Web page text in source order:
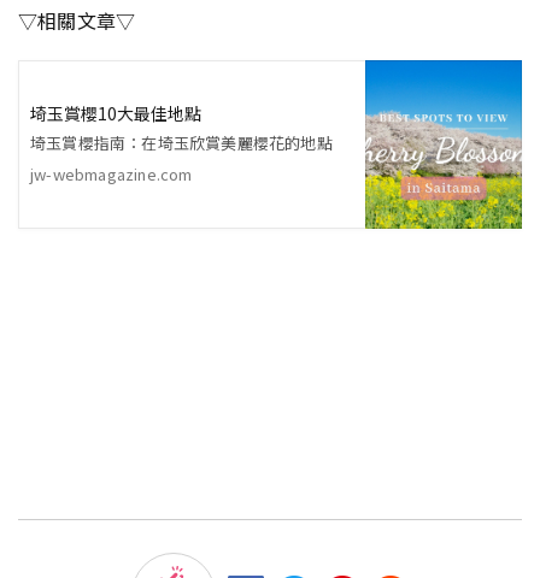
▽相關文章▽
埼玉賞櫻10大最佳地點
埼玉賞櫻指南：在埼玉欣賞美麗櫻花的地點
jw-webmagazine.com